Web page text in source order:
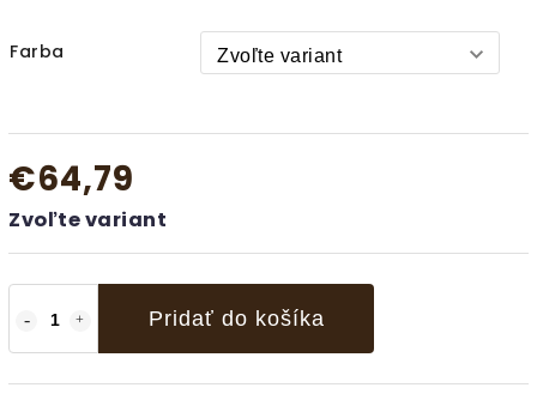
Farba
€64,79
Zvoľte variant
Pridať do košíka